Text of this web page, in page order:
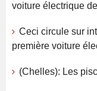
voiture électrique
Ceci circule sur
première voiture
(Chelles): Les